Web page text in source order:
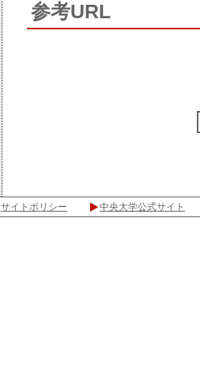
参考URL
サイトポリシー 中央大学公式サイト